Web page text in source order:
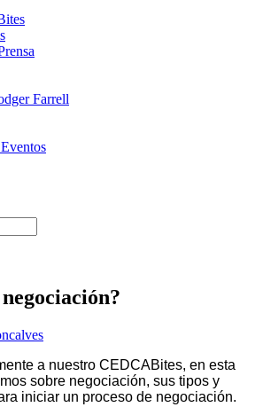
Farrell
a nuestro CEDCABites, en esta
sobre negociación, sus tipos y
iniciar un proceso de negociación.